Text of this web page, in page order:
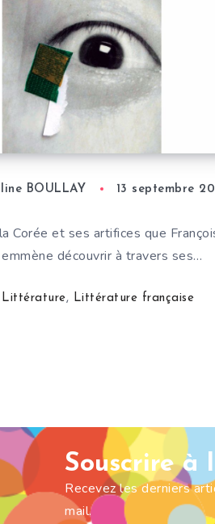
BOULLAY 13 septembre
Corée et ses artifices que
découvrir à travers ses…
Littérature, Littérature française
Souscrire à
Recevez les derniers
mail.